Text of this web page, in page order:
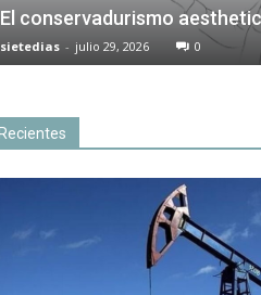
El conservadurismo aesthetic
sietedias - julio 29, 2026 0